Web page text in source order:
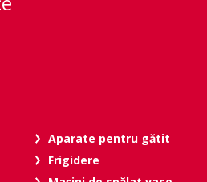
Aparate pentru gătit
Frigidere